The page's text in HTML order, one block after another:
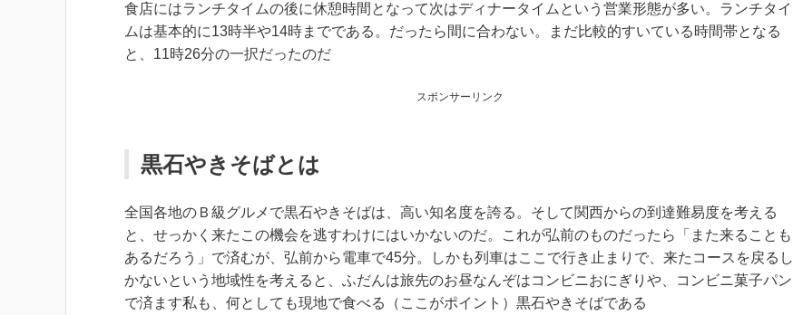
食店にはランチタイムの後に休憩時間となって次はディナータイムという営業形態が多い。ランチタイ
ムは基本的に13時半や14時までである。だったら間に合わない。まだ比較的すいている時間帯となる
と、11時26分の一択だったのだ
スポンサーリンク
黒石やきそばとは
全国各地のＢ級グルメで黒石やきそばは、高い知名度を誇る。そして関西からの到達難易度を考える
と、せっかく来たこの機会を逃すわけにはいかないのだ。これが弘前のものだったら「また来ることも
あるだろう」で済むが、弘前から電車で45分。しかも列車はここで行き止まりで、来たコースを戻るし
かないという地域性を考えると、ふだんは旅先のお昼なんぞはコンビニおにぎりや、コンビニ菓子パン
で済ます私も、何としても現地で食べる（ここがポイント）黒石やきそばである